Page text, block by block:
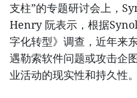
支柱”的专题研讨会上，
Henry 阮表示，根据
字化转型》调查，近年来
遇勒索软件问题或攻击企
业活动的现实性和持久性。